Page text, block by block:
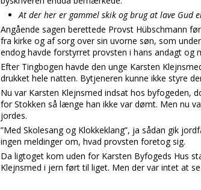
At der her er gammel skik og brug at lave Gud
Angående sagen berettede Provst Hübschmann
fra kirke og af sorg over sin uvorne søn, som
endog havde forstyrret provsten i hans andagt og
Efter Tingbogen havde den unge Karsten
drukket hele natten. Bytjeneren kunne ikke styre
Nu var Karsten Klejnsmed indsat hos byfogeden,
for Stokken så længe han ikke var dømt. Men nu
jordes.
”Med Skolesang og Klokkeklang”, ja sådan gik
ingen meldinger om, hvad provsten foretog sig.
Da ligtoget kom uden for Karsten Byfogeds Hus
Klejnsmed i jern ført til liget. Men der var intet at